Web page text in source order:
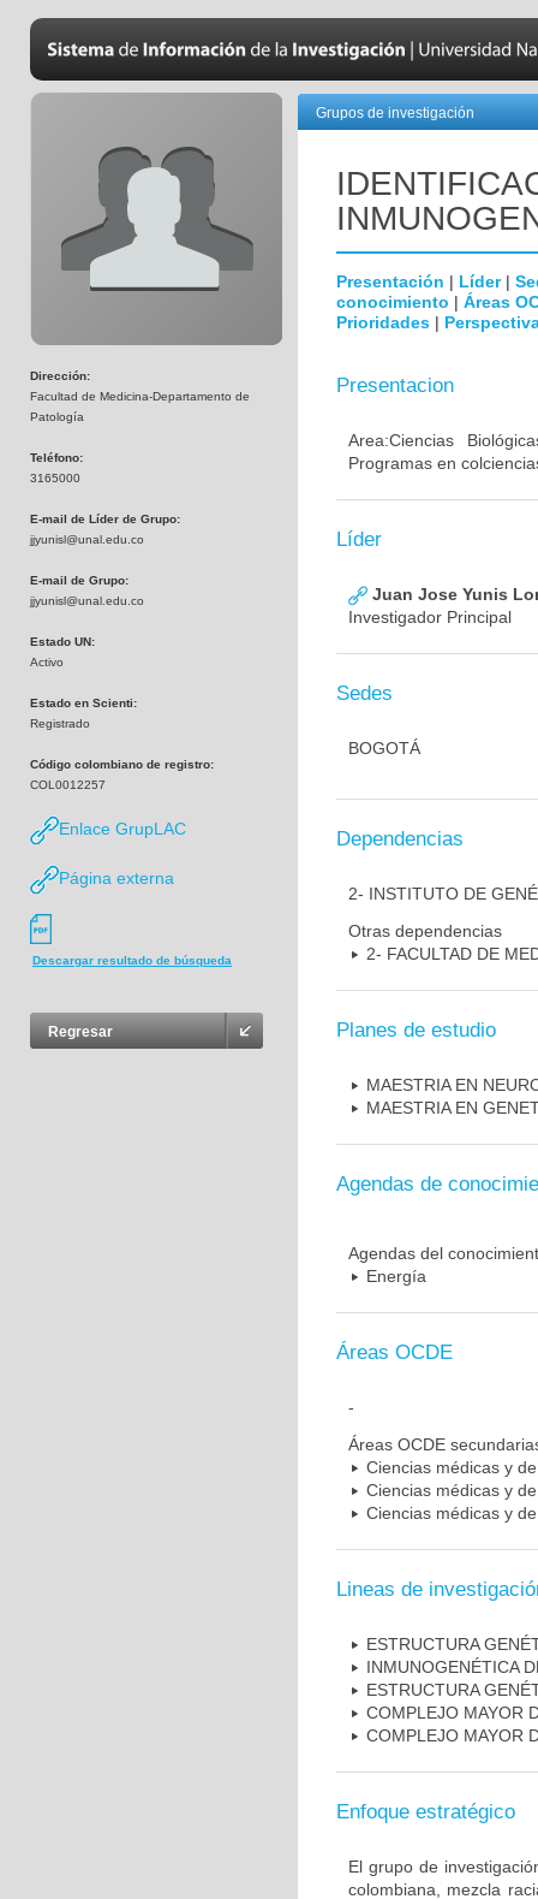
Dirección:
Facultad de Medicina-Departamento de
Patología
Teléfono:
3165000
E-mail de Líder de Grupo:
jjyunisl@unal.edu.co
E-mail de Grupo:
jjyunisl@unal.edu.co
Estado UN:
Activo
Estado en Scienti:
Registrado
Código colombiano de registro:
COL0012257
Enlace GrupLAC
Página externa
Descargar resultado de búsqueda
Regresar
Grupos de investigación
Presentación | Líder|
conocimiento | Áreas
Prioridades |
Presentacion
Area:Ciencias
Programas en
Líder
Juan Jose Yunis
Investigador Principal
Sedes
BOGOTÁ
Dependencias
2- INSTITUTO DE
Otras dependencias
2- FACULTAD DE
Planes de estudio
MAESTRIA EN
MAESTRIA EN
Agendas de
Agendas del
Energía
Áreas OCDE
-
Áreas OCDE
Ciencias médicas y
Ciencias médicas y
Ciencias médicas y
Lineas de
ESTRUCTURA
INMUNOGENÉTICA
ESTRUCTURA
COMPLEJO MAYOR
COMPLEJO MAYOR
Enfoque estratégico
El grupo de
colombiana, mezcla